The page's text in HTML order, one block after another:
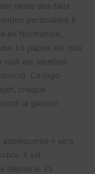
relate des faits
particulière à
en Normandie,
Le papier est issu
tout est labellisé
Ce logo
chaque
la gestion
adolescente » sera
Il est
depuis le 25